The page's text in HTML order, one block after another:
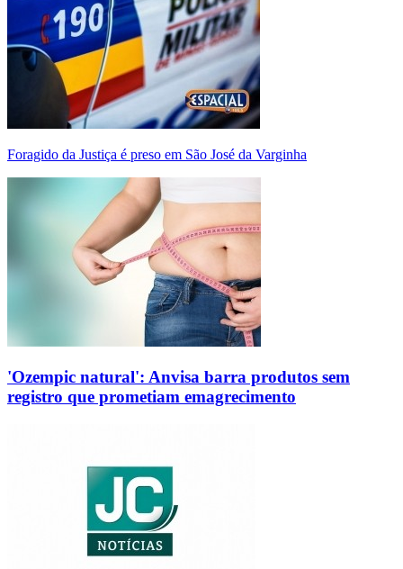
Foragido da Justiça é preso em São José da Varginha
'Ozempic natural': Anvisa barra produtos sem
registro que prometiam emagrecimento